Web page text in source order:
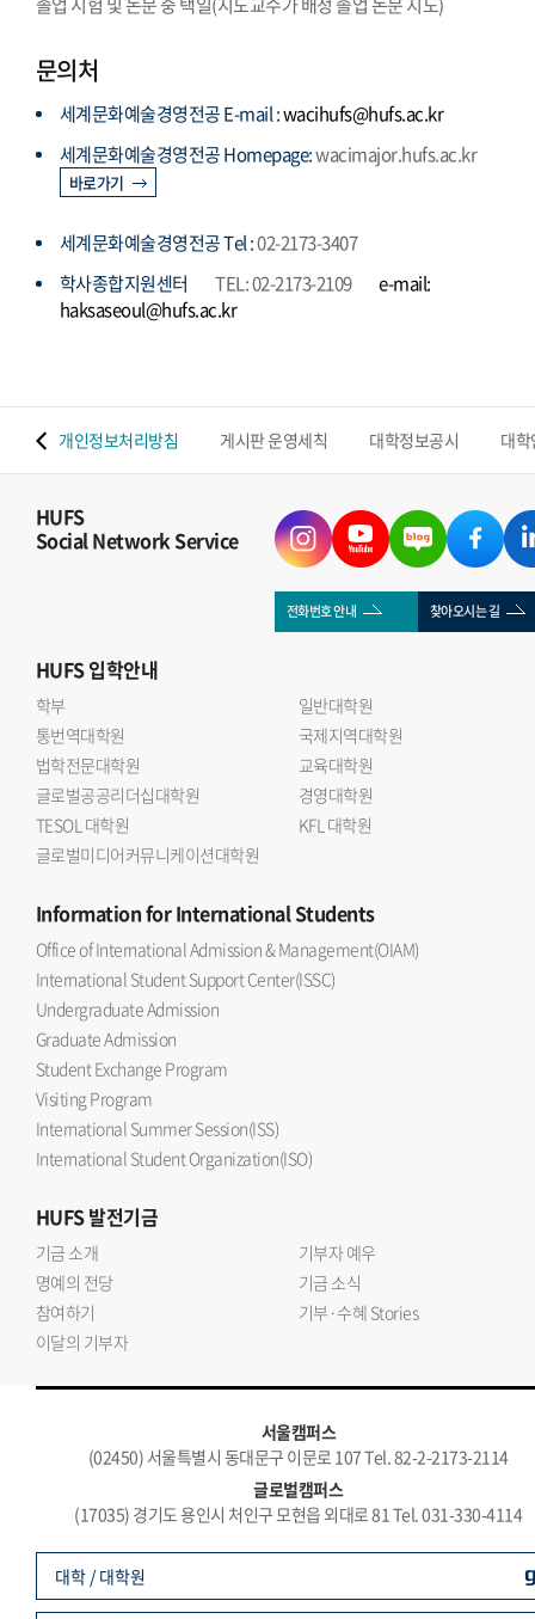
문의처
세계문화예술경영전공 E-mail :wacihufs@hufs.ac.kr
세계문화예술경영전공 Homepage:wacimajor.hufs.ac.kr
바로가기
세계문화예술경영전공 Tel :02-2173-3407
학사종합지원센터
TEL: 02-2173-2109
e-mail:
haksaseoul@hufs.ac.kr
개인정보처리방침 게시판 운영세칙 대학정보공시 대
HUFS
Social Network Service
전화번호 안내 찾아오시는 길
HUFS입학안내
학부
일반대학원
통번역대학원
국제지역대학원
법학전문대학원
교육대학원
글로벌공공리더십대학원
경영대학원
TESOL 대학원
KFL 대학원
글로벌미디어커뮤니케이션대학원
Informationfor International Students
Office of International Admission & Management(OIAM)
International Student Support Center(ISSC)
Undergraduate Admission
Graduate Admission
Student Exchange Program
Visiting Program
International Summer Session(ISS)
International Student Organization(ISO)
HUFS발전기금
기금 소개
기부자 예우
명예의 전당
기금 소식
참여하기
기부·수혜 Stories
이달의 기부자
서울캠퍼스
(02450) 서울특별시 동대문구 이문로 107 Tel. 82-2-2173-2114
글로벌캠퍼스
(17035) 경기도 용인시 처인구 모현읍 외대로 81 Tel. 031-330-4114
대학 / 대학원